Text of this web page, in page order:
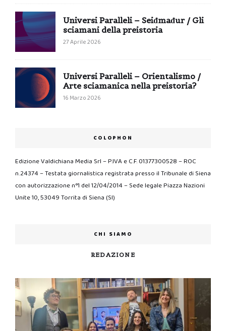
Universi Paralleli – Seiđmađur / Gli
sciamani della preistoria
27 Aprile 2026
Universi Paralleli – Orientalismo /
Arte sciamanica nella preistoria?
16 Marzo 2026
COLOPHON
Edizione Valdichiana Media Srl – P.IVA e C.F. 01377300528 – ROC
n.24374 – Testata giornalistica registrata presso il Tribunale di Siena
con autorizzazione n°1 del 12/04/2014 – Sede legale Piazza Nazioni
Unite 10, 53049 Torrita di Siena (SI)
CHI SIAMO
REDAZIONE